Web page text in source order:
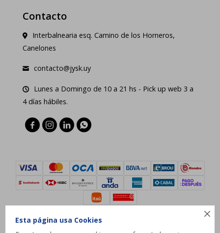

Esta página usa Cookies
Contacto
Interbalnearia esq. Camino de los Horneros,
Canelones
contacto@jysk.uy
Lunes a Domingo de 10 a 21 hs - Pick up web 3 a
4 días hábiles.
   